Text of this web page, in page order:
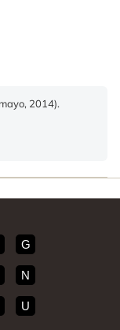
2014).
G
N
U